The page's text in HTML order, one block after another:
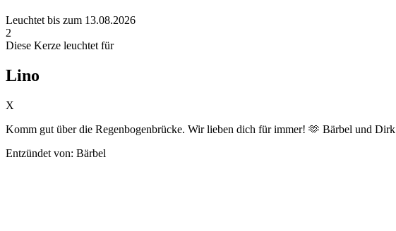
Leuchtet bis zum 13.08.2026
2
Diese Kerze leuchtet für
Lino
X
Komm gut über die Regenbogenbrücke. Wir lieben dich für immer! 🫶 Bärbel und Dirk
Entzündet von: Bärbel